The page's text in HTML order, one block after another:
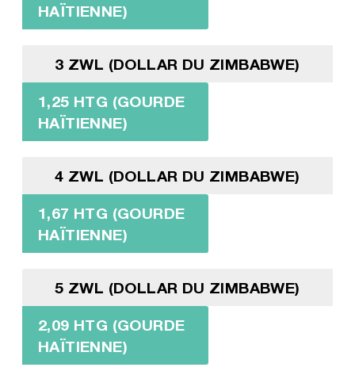
HAÏTIENNE)
3 ZWL (DOLLAR DU ZIMBABWE)
1,25 HTG (GOURDE
HAÏTIENNE)
4 ZWL (DOLLAR DU ZIMBABWE)
1,67 HTG (GOURDE
HAÏTIENNE)
5 ZWL (DOLLAR DU ZIMBABWE)
2,09 HTG (GOURDE
HAÏTIENNE)